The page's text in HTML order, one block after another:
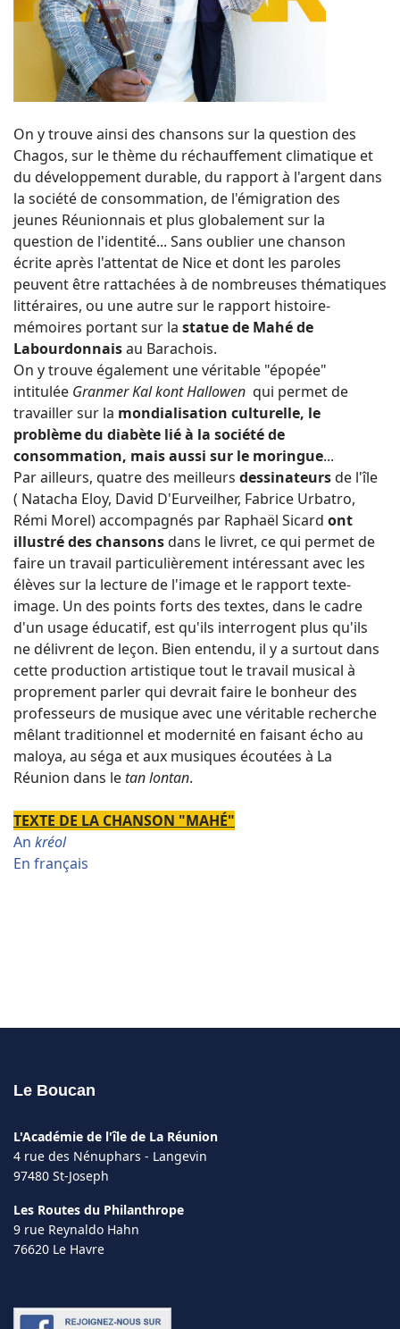
On y trouve ainsi des chansons sur la question des
Chagos, sur le thème du réchauffement climatique et
du développement durable, du rapport à l'argent dans
la société de consommation, de l'émigration des
jeunes Réunionnais et plus globalement sur la
question de l'identité... Sans oublier une chanson
écrite après l'attentat de Nice et dont les paroles
peuvent être rattachées à de nombreuses thématiques
littéraires, ou une autre sur le rapport histoire-
mémoires portant sur la statue de Mahé de
Labourdonnaisau Barachois.
On y trouve également une véritable "épopée"
intitulée Granmer Kal kont Hallowen qui permet de
travailler sur la mondialisation culturelle, le
problème du diabète lié à la société de
consommation, mais aussi sur le moringue...
Par ailleurs, quatre des meilleurs dessinateursde l'île
( Natacha Eloy, David D'Eurveilher, Fabrice Urbatro,
Rémi Morel) accompagnés par Raphaël Sicard ont
illustré des chansonsdans le livret, ce qui permet de
faire un travail particulièrement intéressant avec les
élèves sur la lecture de l'image et le rapport texte-
image. Un des points forts des textes, dans le cadre
d'un usage éducatif, est qu'ils interrogent plus qu'ils
ne délivrent de leçon. Bien entendu, il y a surtout dans
cette production artistique tout le travail musical à
proprement parler qui devrait faire le bonheur des
professeurs de musique avec une véritable recherche
mêlant traditionnel et modernité en faisant écho au
maloya, au séga et aux musiques écoutées à La
Réunion dans le tan lontan.
TEXTE DE LA CHANSON "MAHÉ"
An kréol
En français
Le Boucan
L'Académie de l'île de La Réunion
4 rue des Nénuphars - Langevin
97480 St-Joseph
Les Routes du Philanthrope
9 rue Reynaldo Hahn
76620 Le Havre